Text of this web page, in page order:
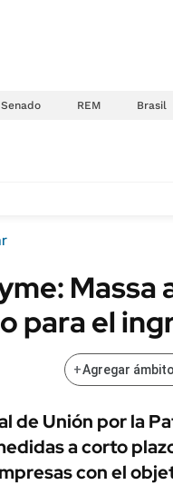
Senado REM Brasil
Sustentabilidad
ENERGY REPORT
POLÍTICA
URUGUAY
Massa
para el
+Agregar
de Unión por la
a corto
con el